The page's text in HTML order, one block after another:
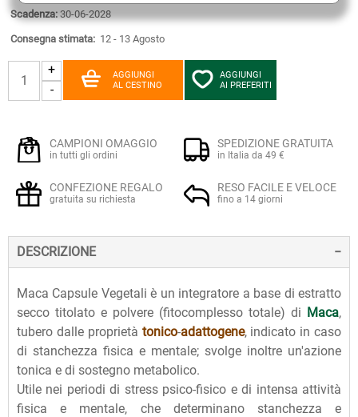
Scadenza: 30-06-2028
Consegna stimata: 12 - 13 Agosto
+
-
AGGIUNGI
AL CESTINO
AGGIUNGI
AI PREFERITI
CAMPIONI OMAGGIO
in tutti gli ordini
SPEDIZIONE GRATUITA
in Italia da 49 €
CONFEZIONE REGALO
gratuita su richiesta
RESO FACILE E VELOCE
fino a 14 giorni
DESCRIZIONE
Maca Capsule Vegetali è un integratore a base di estratto
secco titolato e polvere (fitocomplesso totale) di Maca,
tubero dalle proprietà tonico-adattogene, indicato in caso
di stanchezza fisica e mentale; svolge inoltre un'azione
tonica e di sostegno metabolico.
Utile nei periodi di stress psico-fisico e di intensa attività
fisica e mentale, che determinano stanchezza e